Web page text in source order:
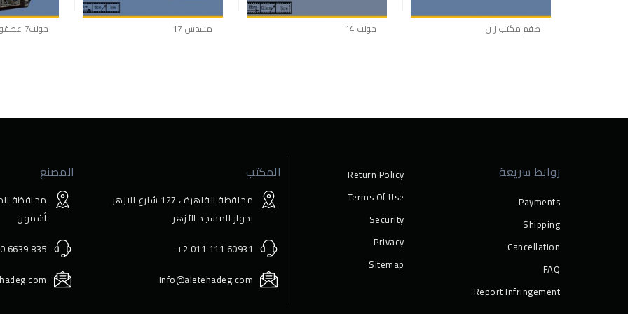
جونت7 عصفوره لوكس مسدس 17 جونت 14 طقم مكتب زان
روابط سريعة
Payments
Shipping
Cancellation
FAQ
Report Infringement
Return Policy
Terms Of Use
Security
Privacy
Sitemap
المكتب
محافظة القاهرة ، 127 ﺷﺎرع اﻻزﻫﺮ
ﺑﺠﻮار اﻟﻤﺴﺠﺪ اﻷزﻫﺮ
+2 011 111 60931
info@aletehadeg.com
المصنع
محافظة
أﺷﻤﻮن
6639 835